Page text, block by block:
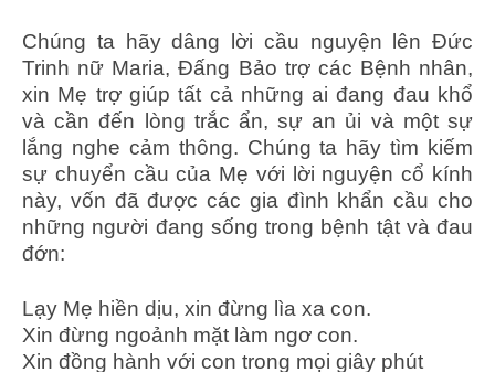
Chúng ta hãy dâng lời cầu nguyện lên Đức
Trinh nữ Maria, Đấng Bảo trợ các Bệnh nhân,
xin Mẹ trợ giúp tất cả những ai đang đau khổ
và cần đến lòng trắc ẩn, sự an ủi và một sự
lắng nghe cảm thông. Chúng ta hãy tìm kiếm
sự chuyển cầu của Mẹ với lời nguyện cổ kính
này, vốn đã được các gia đình khẩn cầu cho
những người đang sống trong bệnh tật và đau
đớn:
Lạy Mẹ hiền dịu, xin đừng lìa xa con.
Xin đừng ngoảnh mặt làm ngơ con.
Xin đồng hành với con trong mọi giây phút